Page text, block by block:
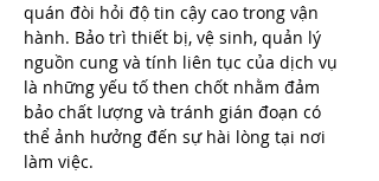
quán đòi hỏi độ tin cậy cao trong vận
hành. Bảo trì thiết bị, vệ sinh, quản lý
nguồn cung và tính liên tục của dịch vụ
là những yếu tố then chốt nhằm đảm
bảo chất lượng và tránh gián đoạn có
thể ảnh hưởng đến sự hài lòng tại nơi
làm việc.